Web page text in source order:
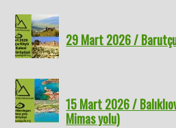
29 Mart 2026 /
15 Mart 2026 /
Mimas yolu)